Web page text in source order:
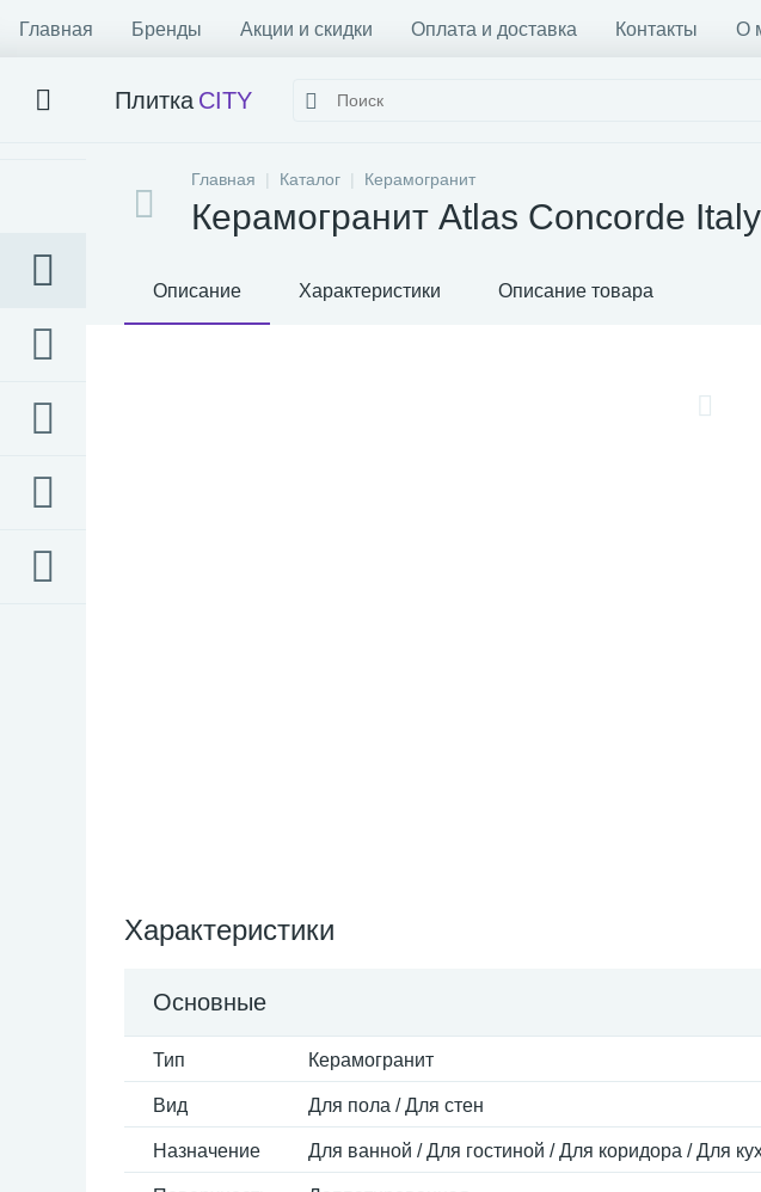
Главная Бренды Акции и скидки Оплата и доставка Контакты О
Плитка CITY
Главная Каталог Керамогранит
Керамогранит Atlas Concorde
Описание Характеристики Описание товара
Характеристики
Основные
Тип Керамогранит
Вид Для пола / Для стен
Назначение Для ванной / Для гостиной / Для коридора / Для